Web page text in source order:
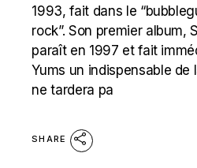
1993, fait dans le
rock”. Son premier album,
paraît en 1997 et fait
Yums un indispensable de
ne tardera pa
SHARE